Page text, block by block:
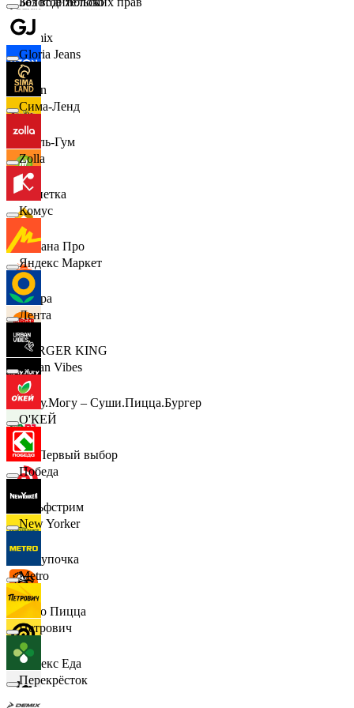
Demix
Ozon
Бубль-Гум
Монетка
Лемана Про
7 утра
BURGER KING
Хочу.Могу – Суши.Пицца.Бургер
B1 Первый выбор
Гольфстрим
Покупочка
Додо Пицца
Яндекс Еда
Gloria Jeans
Сима-Ленд
Zolla
Комус
Яндекс Маркет
Лента
Urban Vibes
О'КЕЙ
Победа
New Yorker
Metro
Петрович
Перекрёсток